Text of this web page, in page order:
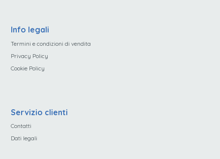
Info legali
Termini e condizioni di vendita
Privacy Policy
Cookie Policy
Servizio clienti
Contatti
Dati legali